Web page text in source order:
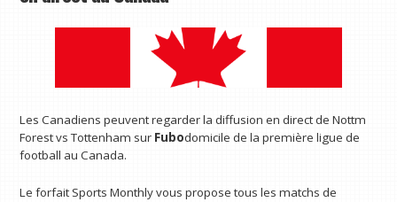
Les Canadiens peuvent regarder la diffusion en direct de Nottm
Forest vs Tottenham sur Fubodomicile de la première ligue de
football au Canada.
Le forfait Sports Monthly vous propose tous les matchs de